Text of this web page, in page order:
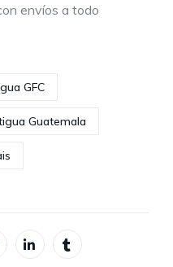
envíos a todo
GFC
Guatemala